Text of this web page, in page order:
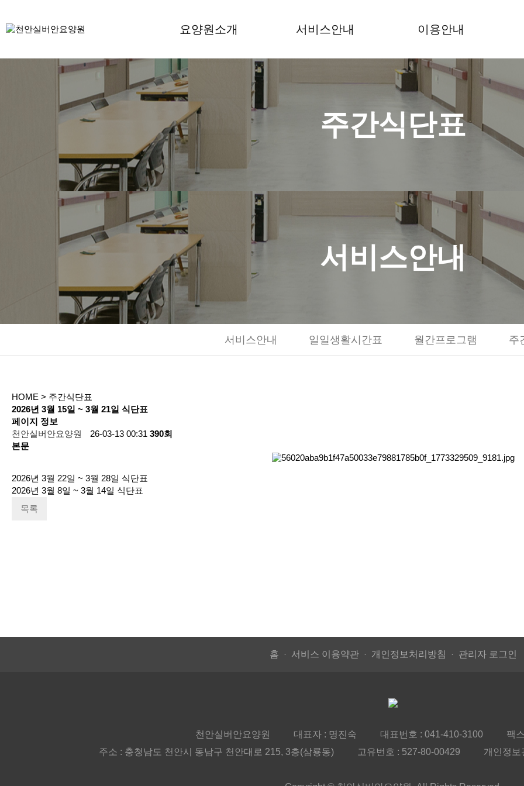
요양원소개 서비스안내 이용안내
주간식단표
서비스안내
서비스안내 일일생활시간표 월간프로그램 주
HOME > 주간식단표
2026년 3월 15일 ~ 3월 21일 식단표
페이지 정보
천안실버안요양원
26-03-13 00:31 390회
본문
2026년 3월 22일 ~ 3월 28일 식단표
2026년 3월 8일 ~ 3월 14일 식단표
목록
홈 서비스 이용약관 개인정보처리방침 관리자 로그인
천안실버안요양원 대표자 : 명진숙 대표번호 : 041-410-3100
팩
주소 : 충청남도 천안시 동남구 천안대로 215, 3층(삼룡동)
고유번호 : 527-80-00429 개인정보